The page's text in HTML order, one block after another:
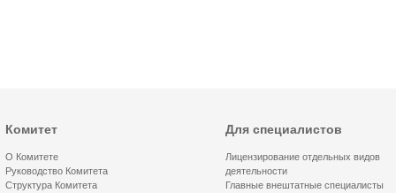
Комитет
О Комитете
Руководство Комитета
Структура Комитета
Для специалистов
Лицензирование отдельных видов
деятельности
Главные внештатные специалисты